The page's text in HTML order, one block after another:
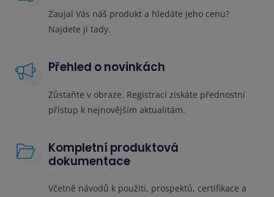
Zaujal Vás náš produkt a hledáte jeho cenu?
Najdete ji tady.
Přehled o novinkách
Zůstaňte v obraze. Registrací získáte přednostní
přístup k nejnovějším aktualitám.
Kompletní produktová
dokumentace
Včetně návodů k použití, prospektů, certifikace a